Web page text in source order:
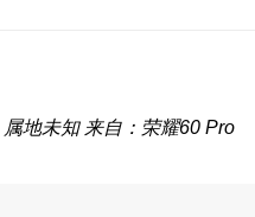
属地未知 来自：荣耀60 Pro